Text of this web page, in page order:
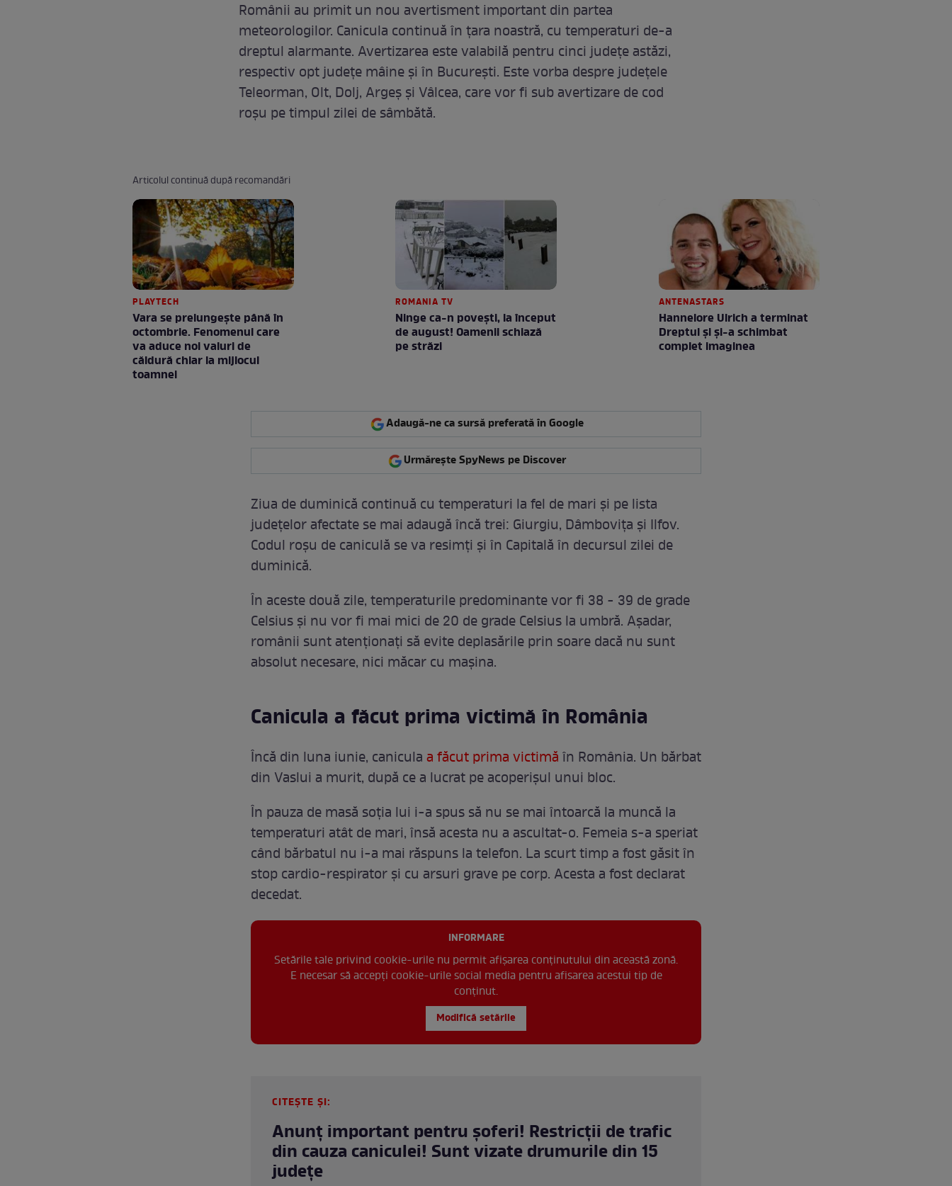
Românii au primit un nou avertisment important din partea
meteorologilor. Canicula continuă în țara noastră, cu temperaturi de-a
dreptul alarmante. Avertizarea este valabilă pentru cinci județe astăzi,
respectiv opt județe mâine și în București. Este vorba despre județele
Teleorman, Olt, Dolj, Argeș și Vâlcea, care vor fi sub avertizare de cod
roșu pe timpul zilei de sâmbătă.
Articolul continuă după recomandări
PLAYTECH
Vara se prelungeşte până în
octombrie. Fenomenul care
va aduce noi valuri de
căldură chiar la mijlocul
toamnei
ROMANIA TV
Ninge ca-n povești, la început
de august! Oamenii schiază
pe străzi
ANTENASTARS
Hannelore Ulrich a terminat
Dreptul și și-a schimbat
complet imaginea
Adaugă-ne ca sursă preferată în Google
Urmărește SpyNews pe Discover
Ziua de duminică continuă cu temperaturi la fel de mari și pe lista
județelor afectate se mai adaugă încă trei: Giurgiu, Dâmbovița și Ilfov.
Codul roșu de caniculă se va resimți și în Capitală în decursul zilei de
duminică.
În aceste două zile, temperaturile predominante vor fi 38 - 39 de grade
Celsius și nu vor fi mai mici de 20 de grade Celsius la umbră. Așadar,
românii sunt atenționați să evite deplasările prin soare dacă nu sunt
absolut necesare, nici măcar cu mașina.
Canicula a făcut prima victimă în România
Încă din luna iunie, caniculaa făcut prima victimăîn România. Un bărbat
din Vaslui a murit, după ce a lucrat pe acoperișul unui bloc.
În pauza de masă soția lui i-a spus să nu se mai întoarcă la muncă la
temperaturi atât de mari, însă acesta nu a ascultat-o. Femeia s-a speriat
când bărbatul nu i-a mai răspuns la telefon. La scurt timp a fost găsit în
stop cardio-respirator și cu arsuri grave pe corp. Acesta a fost declarat
decedat.
INFORMARE
Setările tale privind cookie-urile nu permit afișarea conținutului din această zonă.
E necesar să accepți cookie-urile social media pentru afisarea acestui tip de
conținut.
Modifică setările
CITEȘTE ȘI:
Anunț important pentru șoferi! Restricţii de trafic
din cauza caniculei! Sunt vizate drumurile din 15
judeţe